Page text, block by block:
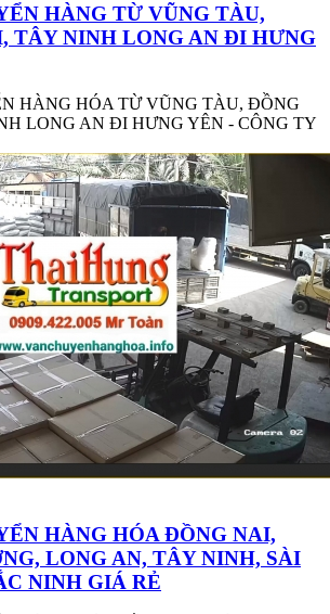
HÀNG TỪ VŨNG TÀU,
TÂY NINH LONG AN ĐI HƯNG
HÀNG HÓA TỪ VŨNG TÀU, ĐỒNG
LONG AN ĐI HƯNG YÊN - CÔNG TY
HÀNG HÓA ĐỒNG NAI,
LONG AN, TÂY NINH, SÀI
NINH GIÁ RẺ